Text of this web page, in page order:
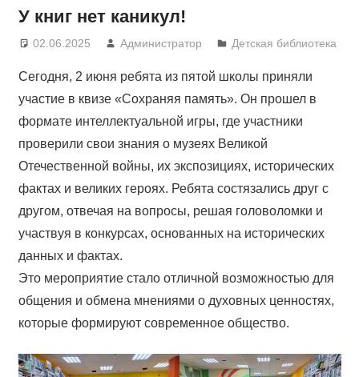
У книг нет каникул!
02.06.2025 Администратор Детская библиотека
Сегодня, 2 июня ребята из пятой школы приняли
участие в квизе «Сохраняя память». Он прошел в
формате интеллектуальной игры, где участники
проверили свои знания о музеях Великой
Отечественной войны, их экспозициях, исторических
фактах и великих героях. Ребята состязались друг с
другом, отвечая на вопросы, решая головоломки и
участвуя в конкурсах, основанных на исторических
данных и фактах.
Это мероприятие стало отличной возможностью для
общения и обмена мнениями о духовных ценностях,
которые формируют современное общество.